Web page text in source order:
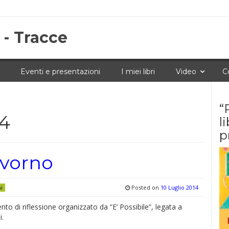
Tracce
Eventi e presentazioni I miei libri Video
Posted on 10 Luglio 2014
di riflessione organizzato da “E’ Possibile”, legata a